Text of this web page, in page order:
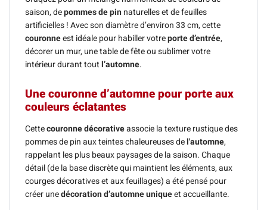
saison, depommes de pin naturelles et de feuilles
artificielles ! Avec son diamètre d’environ 33 cm, cette
couronneest idéale pour habiller votreporte d’entrée,
décorer un mur, une table de fête ou sublimer votre
intérieur durant tout l’automne.
Une couronne d’automne pour porte aux
couleurs éclatantes
Cettecouronne décorativeassocie la texture rustique des
pommes de pin aux teintes chaleureuses de l'automne,
rappelant les plus beaux paysages de la saison. Chaque
détail (de la base discrète qui maintient les éléments, aux
courges décoratives et aux feuillages) a été pensé pour
créer unedécoration d’automne uniqueet accueillante.